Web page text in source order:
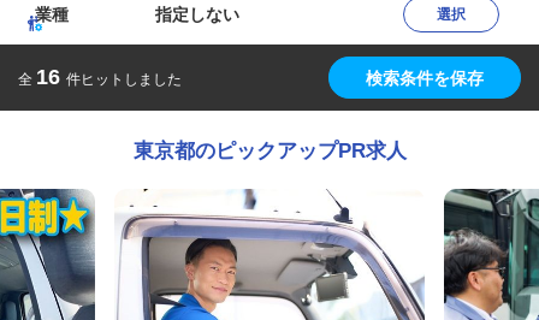
業種 指定しない 選択
全 16 件ヒットしました 検索条件を保存
東京都のピックアップPR求人